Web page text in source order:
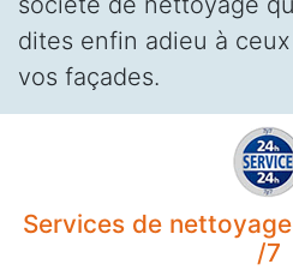
dites enfin adieu à
vos façades.
Services de
/7